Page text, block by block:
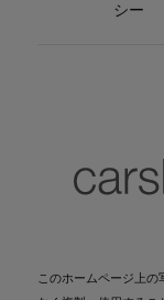
シー
このホームページ上